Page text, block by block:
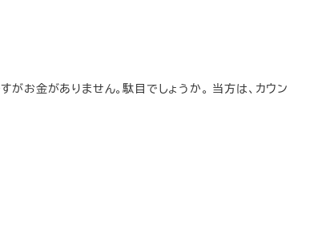
お金がありません。駄目でしょうか。 当方は、カウン